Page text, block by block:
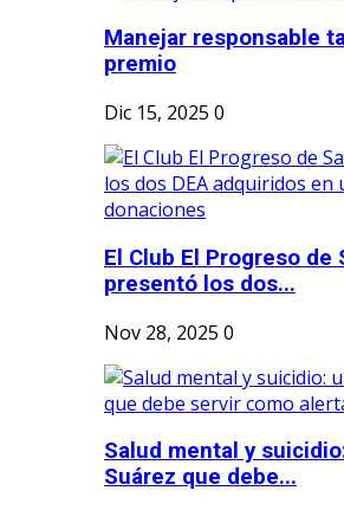
Manejar responsable
premio
Dic 15, 2025 0
El Club El Progreso de
presentó los dos...
Nov 28, 2025 0
Salud mental y
Suárez que debe...